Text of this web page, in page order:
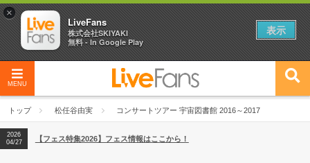
MENU
トップ 松任谷由実 コンサートツアー 宇宙図書館 2016～2017
2026
04/27
【フェス特集2026】フェス情報はここから！
07/28
【ライブ動員ランキング】2026年上半期編発表！
2026
04/27
2026
07/28
【ライブ動員ランキング】2026年上半期編発表！
×
LiveFans
株式会社SKIYAKI
無料 - In Google Play
表示